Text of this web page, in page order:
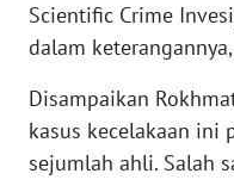
Scientific Crime
dalam
Disampaikan
kasus kecelakaan ini
sejumlah ahli. Salah
KARIR
DISCLAIMER
Wahana
News